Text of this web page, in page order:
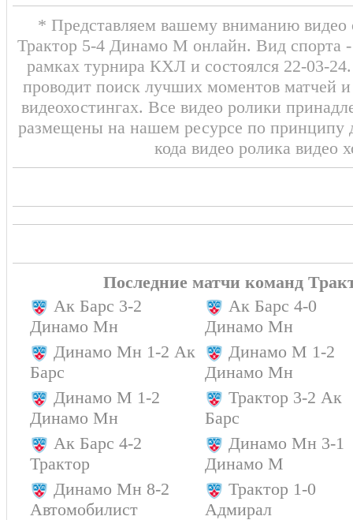
ВТОРОЙ ПЕРИОД0:1
18:13Гусев Никита Удаление - 2 мин
16:53 Коновалов Илья
16:53 ШАЙБА!!!Бурдасов Антон
Семён) 3:1
16:09О'Делл Эрик Удаление - 2 мин
12:57 ШАЙБА!!!Юртайкин Данил
Владимир) 2:1
Робинсон Чарльз
ПЕРВЫЙ ПЕРИОД 4:1
* Представляем вашему вниманию видео
Трактор 5-4 Динамо М онлайн. Вид спорта
рамках турнира КХЛ и состоялся 22-03-
проводит поиск лучших моментов матчей
видеохостингах. Все видео ролики
размещены на нашем ресурсе по принципу
кода видео ролика видео
Последние матчи команд
Ак Барс 3-2
Динамо Мн
Ак Барс 4-0
Динамо Мн
Динамо Мн 1-2 Ак
Барс
Динамо М 1-2
Динамо Мн
Динамо М 1-2
Динамо Мн
Трактор 3-2 Ак
Барс
Ак Барс 4-2
Трактор
Динамо Мн 3-1
Динамо М
Динамо Мн 8-2
Автомобилист
Трактор 1-0
Адмирал